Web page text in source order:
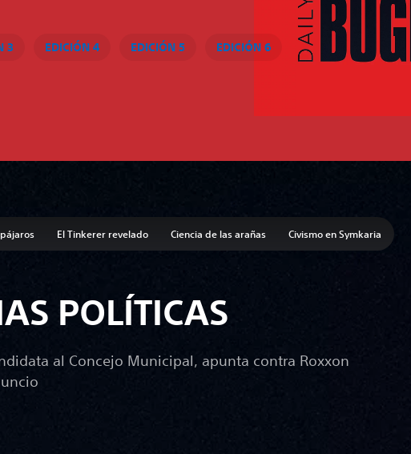
3 EDICIÓN 4 EDICIÓN 5 EDICIÓN 6
El Tinkerer revelado Ciencia de las arañas Civismo en Symkaria
POLÍTICAS
al Concejo Municipal, apunta contra Roxxon